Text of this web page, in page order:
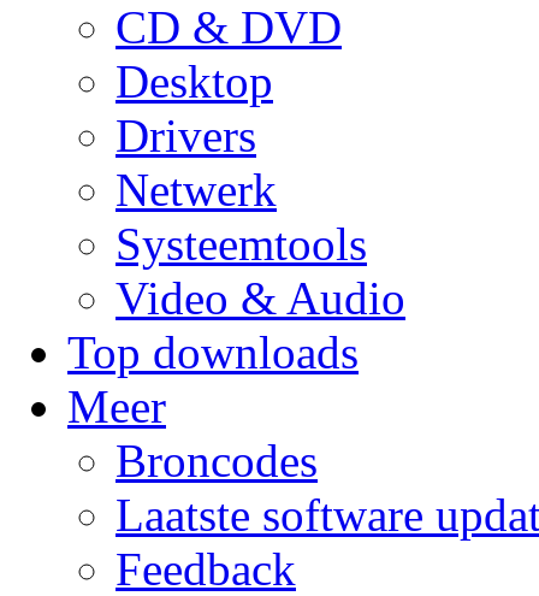
CD & DVD
Desktop
Drivers
Netwerk
Systeemtools
Video & Audio
Top downloads
Meer
Broncodes
Laatste software
Feedback